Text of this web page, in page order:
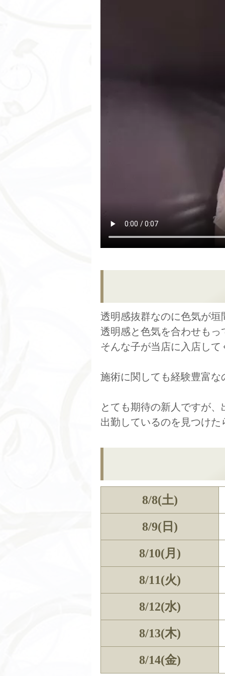
透明感抜群なのに色気が
透明感と色気を合わせも
そんな子が当店に入店して
施術に関しても経験豊富
とても期待の新人ですが
出勤しているのを見つけ
8/8(土)
8/9(日)
8/10(月)
8/11(火)
8/12(水)
8/13(木)
8/14(金)